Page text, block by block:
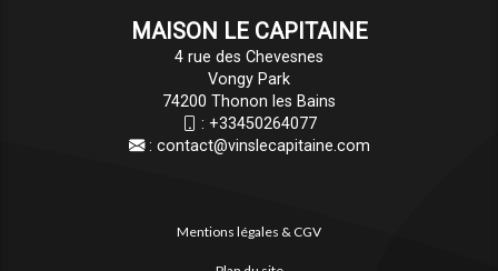
MAISON LE CAPITAINE
4 rue des Chevesnes
Vongy Park
74200 Thonon les Bains
: +33450264077
: contact@vinslecapitaine.com
Mentions légales & CGV